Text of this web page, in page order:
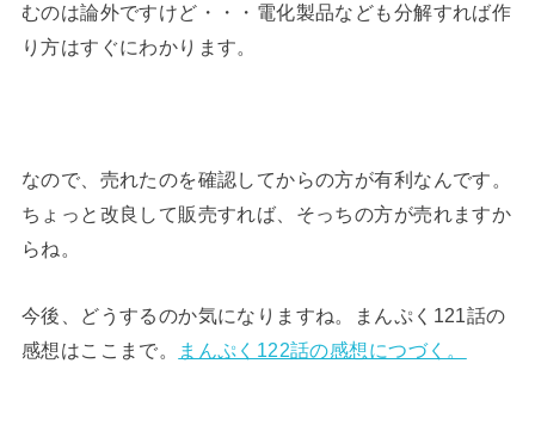
むのは論外ですけど・・・電化製品なども分解すれば作
り方はすぐにわかります。
なので、売れたのを確認してからの方が有利なんです。
ちょっと改良して販売すれば、そっちの方が売れますか
らね。
今後、どうするのか気になりますね。まんぷく121話の
感想はここまで。
まんぷく122話の感想につづく。